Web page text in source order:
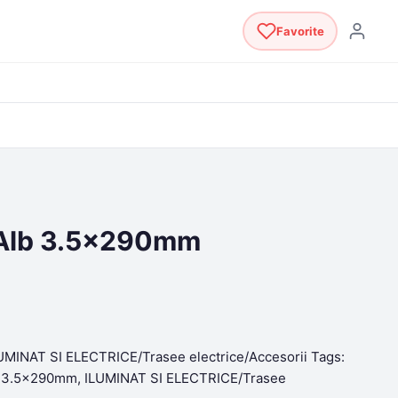
Favorite
3.5x290mm
SI ELECTRICE/Trasee electrice/Accesorii Tags:
, ILUMINAT SI ELECTRICE/Trasee